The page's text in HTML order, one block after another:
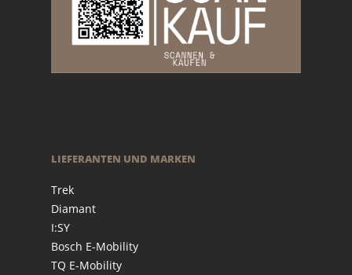
LIEFERANTEN UND MARKEN
Trek
Diamant
I:SY
Bosch E-Mobility
TQ E-Mobility